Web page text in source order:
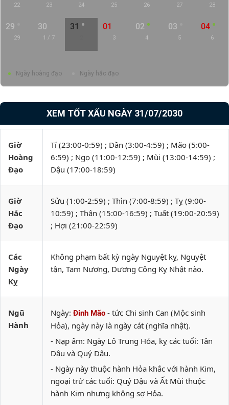
22 23 24 25 26 27 28
29
29
30
1 / 7
31 01
3
02
4
03
5
04
6
Ngày hoàng đạo Ngày hắc đạo
XEM TỐT XẤU NGÀY 31/07/2030
Giờ
Hoàng
Đạo
Tí (23:00-0:59) ; Dần (3:00-4:59) ; Mão (5:00-
6:59) ; Ngọ (11:00-12:59) ; Mùi (13:00-14:59) ;
Dậu (17:00-18:59)
Giờ
Hắc
Đạo
Sửu (1:00-2:59) ; Thìn (7:00-8:59) ; Tỵ (9:00-
10:59) ; Thân (15:00-16:59) ; Tuất (19:00-20:59)
; Hợi (21:00-22:59)
Các
Ngày
Kỵ
Không phạm bất kỳ ngày Nguyệt kỵ, Nguyệt
tận, Tam Nương, Dương Công Kỵ Nhật nào.
Ngũ
Hành
Ngày:Đinh Mão - tức Chi sinh Can (Mộc sinh
Hỏa), ngày này là ngày cát (nghĩa nhật).
- Nạp âm: Ngày Lô Trung Hỏa, kỵ các tuổi: Tân
Dậu và Quý Dậu.
- Ngày này thuộc hành Hỏa khắc với hành Kim,
ngoại trừ các tuổi: Quý Dậu và Ất Mùi thuộc
hành Kim nhưng không sợ Hỏa.